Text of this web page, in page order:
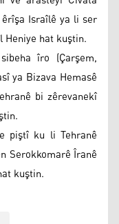
Israîlê ya li ser
hat kuştin.
îro (Çarşem,
ya Bizava Hemasê
bi zêrevanekî
piştî ku li Tehranê
Serokkomarê Îranê
kuştin.